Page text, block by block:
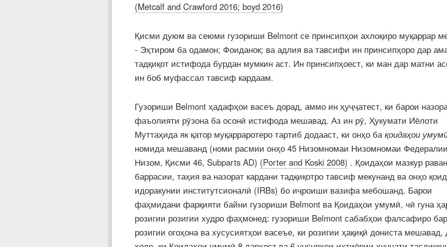
(Metcalf and Crawford 2016; boyd 2016)
Қисми дуюм ва сеюми гузориши Belmont се принсипҳои ахлоқиро муқаррар
- Эҳтиром ба одамон; Фоиданок; ва адлия ва тавсифи ин принсипҳоро дар
тадқиқот истифода бурдан мумкин аст. Ин принсипҳоест, ки ман дар матни
ин боб муфассал тавсиф кардаам.
Гузориши Belmont ҳадафҳои васеъ дорад, аммо ин ҳуҷҷатест, ки барои
фаъолияти рӯзона ба осонӣ истифода мешавад. Аз ин рӯ, Ҳукумати Иёлоти
Муттаҳида як қатор муқарраротеро тартиб додааст, ки онҳо бақоидаҳои
номида мешаванд (номи расмии онҳо 45 Низомномаи Низомномаи Федералии
Низом, Қисми 46, Subparts AD) (Porter and Koski 2008) . Қоидаҳои мазкур
баррасии, таҳия ва назорат кардани тадқиқотро тавсиф мекунанд ва онҳо
идоракунии институтсионалӣ (IRBs) бо иҷроиши вазифа мебошанд. Барои
фаҳмидани фарқияти байни гузориши Belmont ва Қоидаҳои умумӣ, чӣ гуна
розигии розигии худро фаҳмонед: гузориши Belmont сабабҳои фалсафиро
розигии огоҳона ва хусусиятҳои васеъе, ки розигии ҳақиқӣ дониста мешавад,